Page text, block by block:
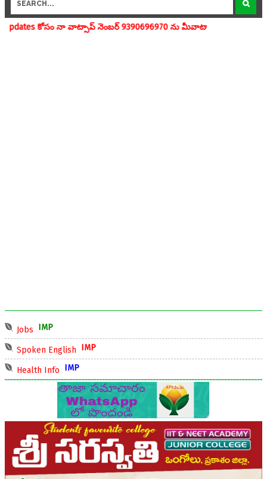
వాట్సాప్ నెంబర్ 9390696970 ను మీవాట్సాప్ గ్రూపులో add చేయగలరు
Jobs
Spoken English
Health Info